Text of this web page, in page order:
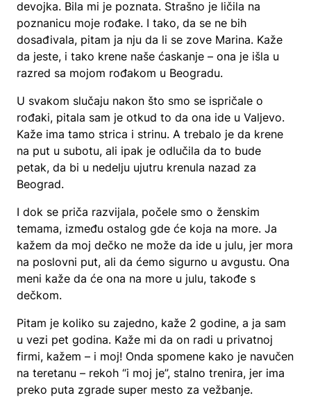
devojka. Bila mi je poznata. Strašno je ličila na
poznanicu moje rođake. I tako, da se ne bih
dosađivala, pitam ja nju da li se zove Marina. Kaže
da jeste, i tako krene naše ćaskanje – ona je išla u
razred sa mojom rođakom u Beogradu.
U svakom slučaju nakon što smo se ispričale o
rođaki, pitala sam je otkud to da ona ide u Valjevo.
Kaže ima tamo strica i strinu. A trebalo je da krene
na put u subotu, ali ipak je odlučila da to bude
petak, da bi u nedelju ujutru krenula nazad za
Beograd.
I dok se priča razvijala, počele smo o ženskim
temama, između ostalog gde će koja na more. Ja
kažem da moj dečko ne može da ide u julu, jer mora
na poslovni put, ali da ćemo sigurno u avgustu. Ona
meni kaže da će ona na more u julu, takođe s
dečkom.
Pitam je koliko su zajedno, kaže 2 godine, a ja sam
u vezi pet godina. Kaže mi da on radi u privatnoj
firmi, kažem – i moj! Onda spomene kako je navučen
na teretanu – rekoh “i moj je”, stalno trenira, jer ima
preko puta zgrade super mesto za vežbanje.